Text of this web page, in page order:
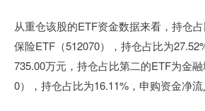
从重仓该股的ETF资金数据来看，持仓
保险ETF（512070），持仓占比为
735.00万元，持仓占比第二的ETF为金
0），持仓占比为16.11%，申购资金净流